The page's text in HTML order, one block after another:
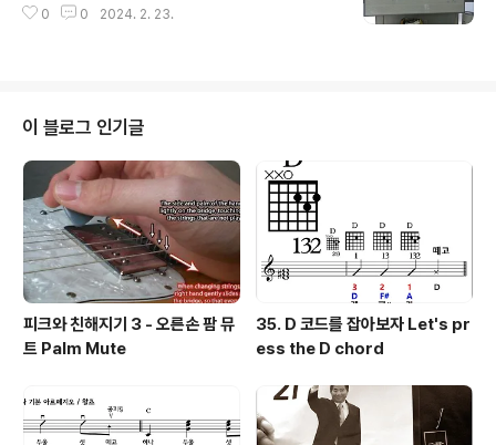
0 0 2024. 2. 23.
이 블로그 인기글
피크와 친해지기 3 - 오른손 팜 뮤
트 Palm Mute
35. D 코드를 잡아보자 Let's pr
ess the D chord